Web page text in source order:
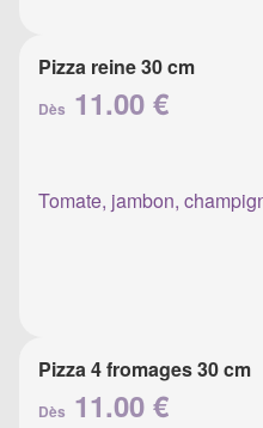
Pizza reine 30 cm
Dès 11.00 €
Tomate, jambon,
Pizza 4 fromages 30 cm
Dès 11.00 €